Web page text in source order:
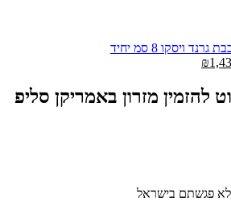
ויסקו 8 סמ יחיד
₪
להזמין מזרון באמריקן סליפ
פגשתם בישראל